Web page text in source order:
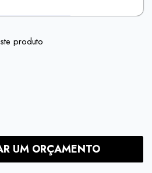
produto
UM ORÇAMENTO